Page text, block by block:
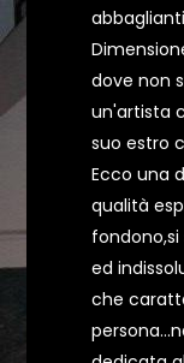
dove non
un'artista
suo estro
Ecco una
qualità
ed
che